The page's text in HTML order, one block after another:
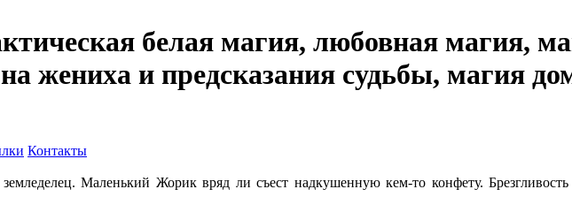
белая магия, любовная магия,
жениха и предсказания судьбы, магия
Контакты
Маленький Жорик вряд ли съест надкушенную кем-то конфету.